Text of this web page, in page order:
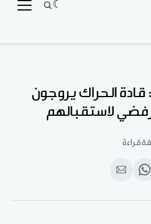
الحراك يروجون
لاستقبالهم
Share
WhatsApp
انشر
الإيميل